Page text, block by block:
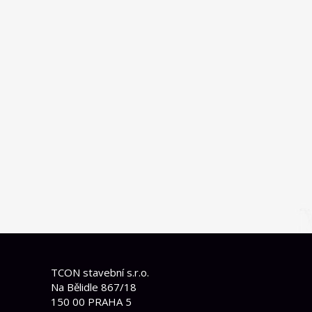
TCON stavební s.r.o.
Na Bělidle 867/18
150 00 PRAHA 5